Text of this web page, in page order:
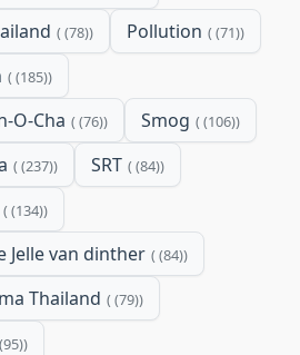
(78) Pollution (71)
(185)
O-Cha (76) Smog (106)
(237) SRT (84)
(134)
Jelle van dinther (84)
Thailand (79)
(95)